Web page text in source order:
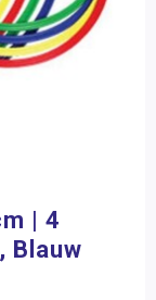
| 4
Blauw